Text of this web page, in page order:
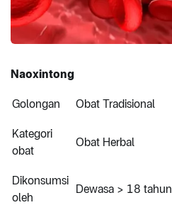
Naoxintong
Golongan Obat Tradisional
Kategori
obat
Obat Herbal
Dikonsumsi
oleh
Dewasa > 18 tahun